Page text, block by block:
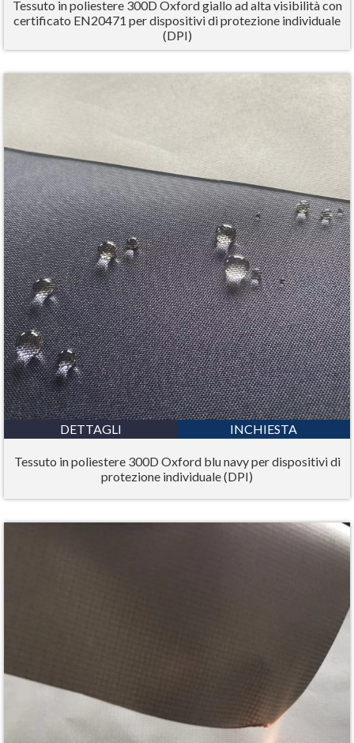
Tessuto in poliestere 300D Oxford giallo ad alta visibilità con
certificato EN20471 per dispositivi di protezione individuale
(DPI)
DETTAGLI INCHIESTA
Tessuto in poliestere 300D Oxford blu navy per dispositivi di
protezione individuale (DPI)